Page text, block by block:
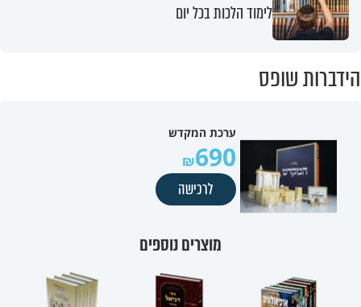
לימוד הלכות בכל יום
הידברות שופס
ערכת המקדש
690
לרכישה
מוצרים נוספים